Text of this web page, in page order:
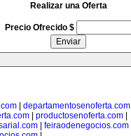
Realizar una Oferta
Precio Ofrecido $
departamentosenoferta.com
productosenoferta.com
| feiraodenegocios.com|